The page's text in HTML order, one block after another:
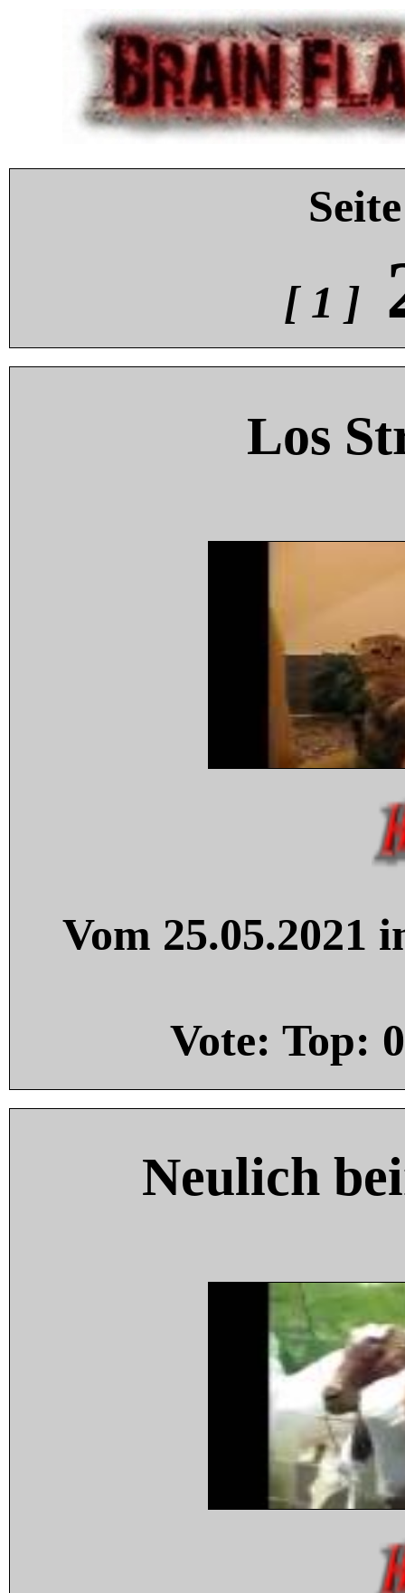
[ 1 ]
Los
Vom 25.05.2021
Vote: Top: 0
Neulich